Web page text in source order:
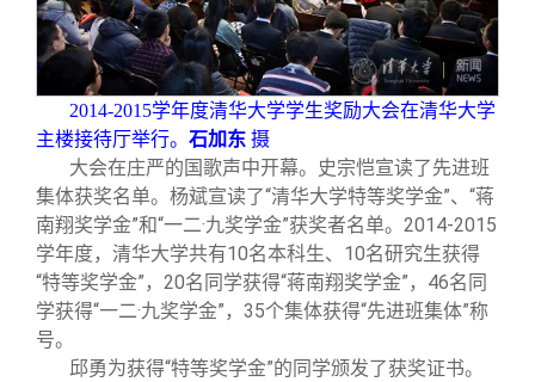
校友文苑
校友讲坛
校友视界
三创大赛
实用信息
会长致辞
总会章程
理事会名单
制度法规
2014-2015学年度清华大学学生奖励大会在清华大学
主楼接待厅举行。 石加东 摄
大会在庄严的国歌声中开幕。史宗恺宣读了先进班
集体获奖名单。杨斌宣读了“清华大学特等奖学金”、“蒋
南翔奖学金”和“一二·九奖学金”获奖者名单。2014-2015
学年度，清华大学共有10名本科生、10名研究生获得
“特等奖学金”，20名同学获得“蒋南翔奖学金”，46名同
学获得“一二·九奖学金”，35个集体获得“先进班集体”称
号。
邱勇为获得“特等奖学金”的同学颁发了获奖证书。